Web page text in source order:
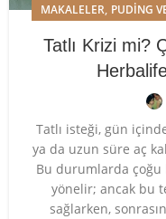
MAKALELER, PUDING
Tatlı Krizi mi?
Tatlı isteği, gün
ya da uzun süre aç
Bu durumlarda çoğu
yönelir; ancak bu
sağlarken,